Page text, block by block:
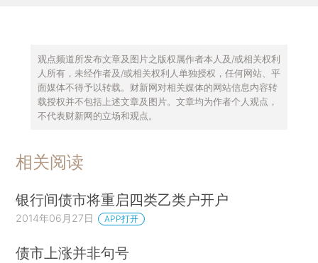
观点频道所发布文章及图片之版权属作者本人及/或相关权利
人所有，未经作者及/或相关权利人单独授权，任何网站、平
面媒体不得予以转载。财新网对相关媒体的网站信息内容转
载授权并不包括上述文章及图片。文章均为作者个人观点，
不代表财新网的立场和观点。
相关阅读
银行间债市将重启四类乙类户开户
2014年06月27日 APP打开
债市上涨并非句号